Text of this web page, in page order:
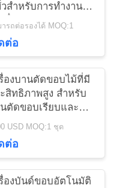
สําหรับการทํางาน
เนื่อง
ารถต่อรองได้ MOQ:1
ต่อ
องบานตัดขอบไม้ที่มี
สิทธิภาพสูง สําหรับ
ตัดขอบเรียบและ
ยํา
USD MOQ:1 ชุด
ต่อ
องบันด์ขอบอัตโนมัติ